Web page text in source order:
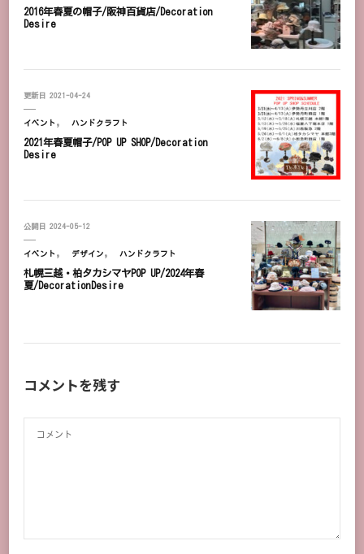
2016年春夏の帽子/阪神百貨店/Decoration
Desire
更新日 2021-04-24
イベント ハンドクラフト
2021年春夏帽子/POP UP SHOP/Decoration
Desire
公開日 2024-05-12
イベント デザイン ハンドクラフト
札幌三越・柏タカシマヤPOP UP/2024年春
夏/DecorationDesire
コメントを残す